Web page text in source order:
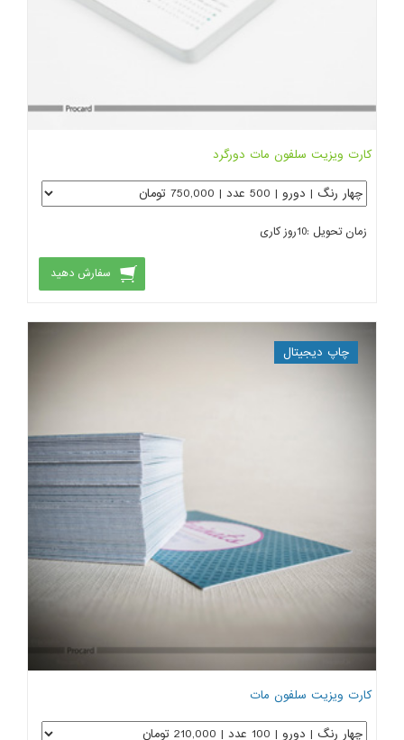
کارت ویزیت سلفون مات دورگرد
زمان تحویل :10روز کاری
سفارش دهید
چاپ دیجیتال
کارت ویزیت سلفون مات